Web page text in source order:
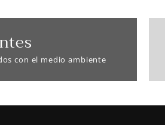
con el medio ambiente